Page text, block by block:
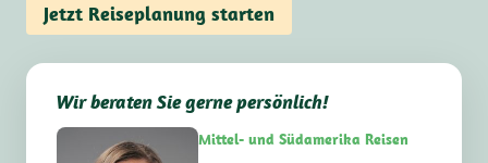
Jetzt Reiseplanung starten
Wir beraten Sie gerne persönlich!
Mittel- und Südamerika Reisen